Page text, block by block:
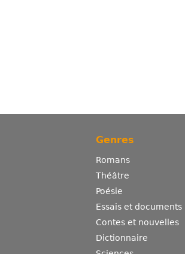
Genres
Romans
Théâtre
Poésie
Essais et documents
Contes et nouvelles
Dictionnaire